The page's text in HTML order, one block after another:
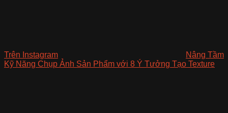
Trên Instagram
Nâng Tầm
Kỹ Năng Chụp Ảnh Sản Phẩm với 8 Ý Tưởng Tạo Texture